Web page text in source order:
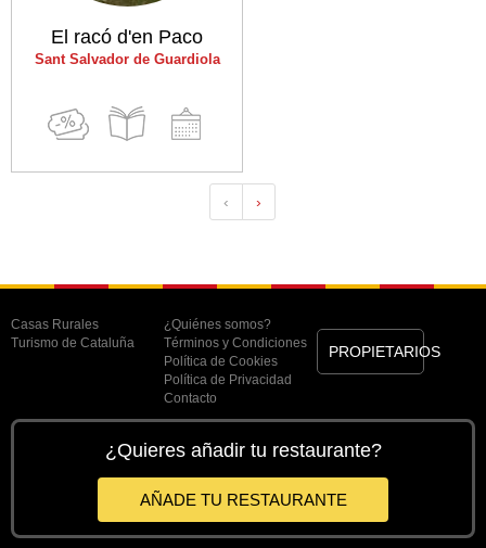
El racó d'en Paco
Sant Salvador de Guardiola
‹ ›
Casas Rurales
Turismo de Cataluña
¿Quiénes somos?
Términos y Condiciones
Política de Cookies
Política de Privacidad
Contacto
PROPIETARIOS
¿Quieres añadir tu restaurante?
AÑADE TU RESTAURANTE